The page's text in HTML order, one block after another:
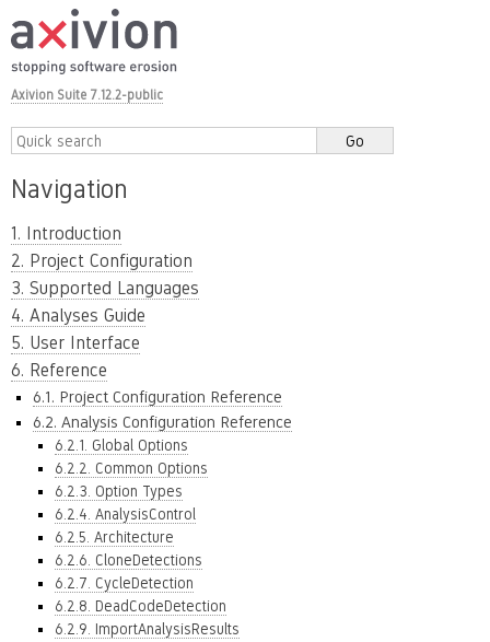
Axivion Suite 7.12.2-public
Navigation
1. Introduction
2. Project Configuration
3. Supported Languages
4. Analyses Guide
5. User Interface
6. Reference
6.1. Project Configuration Reference
6.2. Analysis Configuration Reference
6.2.1. Global Options
6.2.2. Common Options
6.2.3. Option Types
6.2.4. AnalysisControl
6.2.5. Architecture
6.2.6. CloneDetections
6.2.7. CycleDetection
6.2.8. DeadCodeDetection
6.2.9. ImportAnalysisResults